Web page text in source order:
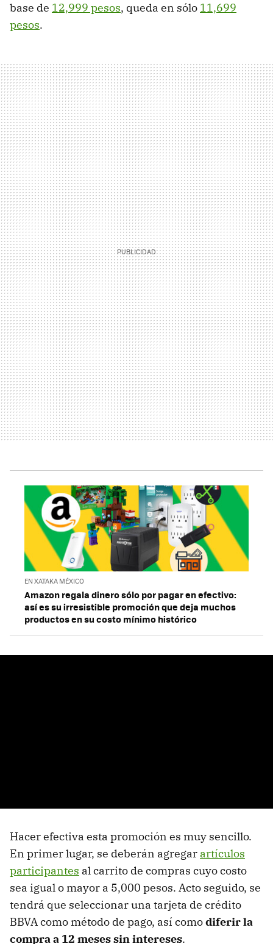
base de 12,999 pesos, queda en sólo 11,699
pesos.
EN XATAKA MÉXICO
Amazon regala dinero sólo por pagar en efectivo:
así es su irresistible promoción que deja muchos
productos en su costo mínimo histórico
Hacer efectiva esta promoción es muy sencillo.
En primer lugar, se deberán agregar artículos
participantes al carrito de compras cuyo costo
sea igual o mayor a 5,000 pesos. Acto seguido, se
tendrá que seleccionar una tarjeta de crédito
BBVA como método de pago, así comodiferir la
compra a 12 meses sin intereses.